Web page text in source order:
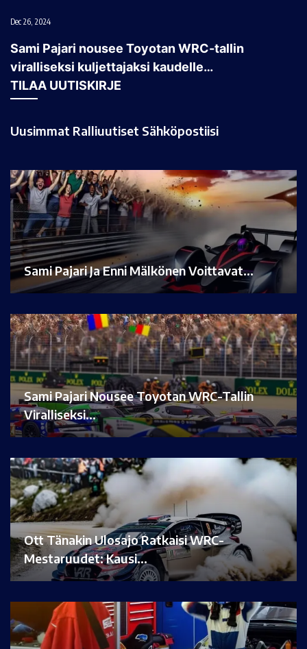
Dec 26, 2024
Sami Pajari nousee Toyotan WRC-tallin
viralliseksi kuljettajaksi kaudelle…
TILAA UUTISKIRJE
Uusimmat Ralliuutiset Sähköpostiisi
Sami Pajari Ja Enni Mälkönen Voittavat…
Sami Pajari Nousee Toyotan WRC-Tallin
Viralliseksi…
Ott Tänakin Ulosajo Ratkaisi WRC-
Mestaruudet: Kausi…